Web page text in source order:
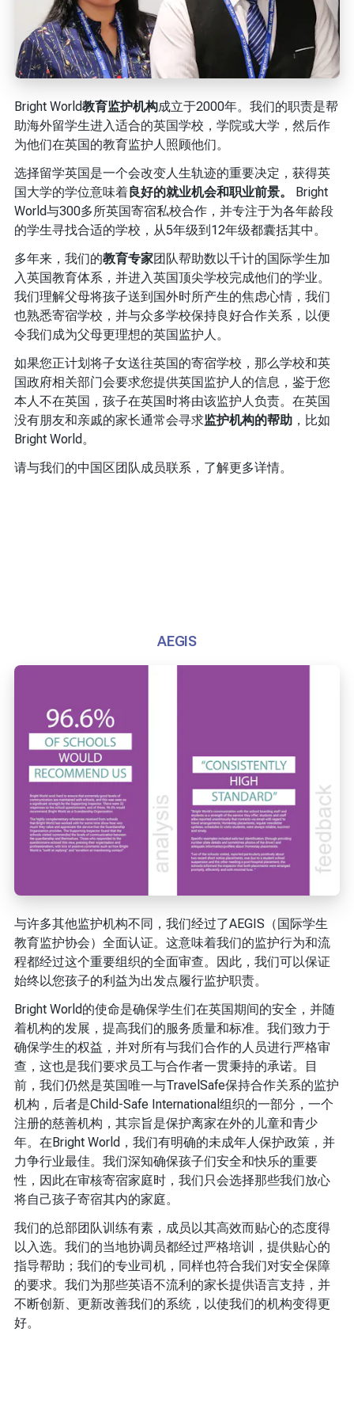
Bright World教育监护机构成立于2000年。我们的职责是帮
助海外留学生进入适合的英国学校，学院或大学，然后作
为他们在英国的教育监护人照顾他们。
选择留学英国是一个会改变人生轨迹的重要决定，获得英
国大学的学位意味着 良好的就业机会和职业前景。
Bright
World与300多所英国寄宿私校合作，并专注于为各年龄段
的学生寻找合适的学校，从5年级到12年级都囊括其中。
多年来，我们的教育专家团队帮助数以千计的国际学生加
入英国教育体系，并进入英国顶尖学校完成他们的学业。
我们理解父母将孩子送到国外时所产生的焦虑心情，我们
也熟悉寄宿学校，并与众多学校保持良好合作关系，以便
令我们成为父母更理想的英国监护人。
如果您正计划将子女送往英国的寄宿学校，那么学校和英
国政府相关部门会要求您提供英国监护人的信息，鉴于您
本人不在英国，孩子在英国时将由该监护人负责。在英国
没有朋友和亲戚的家长通常会寻求监护机构的帮助 ，比如
Bright World。
请与我们的中国区团队成员联系，了解更多详情。
AEGIS
与许多其他监护机构不同，我们经过了AEGIS（国际学生
教育监护协会）全面认证。这意味着我们的监护行为和流
程都经过这个重要组织的全面审查。因此，我们可以保证
始终以您孩子的利益为出发点履行监护职责。
Bright World的使命是确保学生们在英国期间的安全，并随
着机构的发展，提高我们的服务质量和标准。我们致力于
确保学生的权益，并对所有与我们合作的人员进行严格审
查，这也是我们要求员工与合作者一贯秉持的承诺。目
前，我们仍然是英国唯一与TravelSafe保持合作关系的监护
机构，后者是Child-Safe International组织的一部分，一个
注册的慈善机构，其宗旨是保护离家在外的儿童和青少
年。在Bright World，我们有明确的未成年人保护政策，并
力争行业最佳。我们深知确保孩子们安全和快乐的重要
性，因此在审核寄宿家庭时，我们只会选择那些我们放心
将自己孩子寄宿其内的家庭。
我们的总部团队训练有素，成员以其高效而贴心的态度得
以入选。我们的当地协调员都经过严格培训，提供贴心的
指导帮助；我们的专业司机，同样也符合我们对安全保障
的要求。我们为那些英语不流利的家长提供语言支持，并
不断创新、更新改善我们的系统，以使我们的机构变得更
好。